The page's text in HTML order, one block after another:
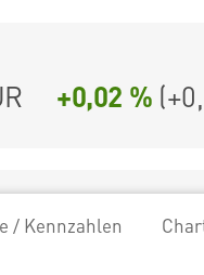
+0,02 % (
/ Kennzahlen